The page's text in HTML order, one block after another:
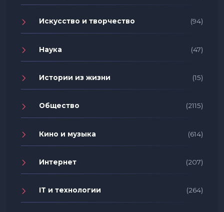
Искусство и творчество (94)
Наука (47)
Истории из жизни (15)
Общество (2115)
Кино и музыка (614)
Интернет (207)
IT и технологии (264)